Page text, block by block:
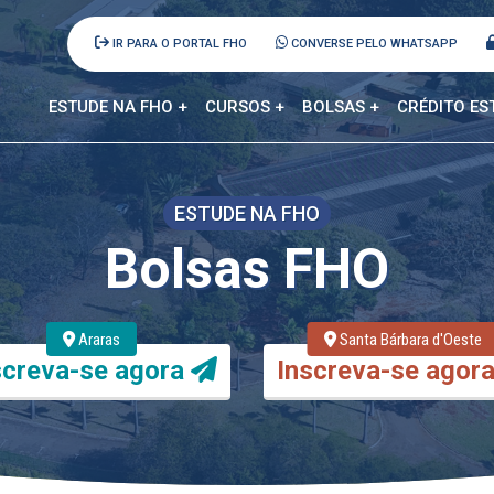
IR PARA O PORTAL FHO CONVERSE PELO WHATSAPP
ESTUDE NA FHO + CURSOS + BOLSAS + CRÉDITO
ESTUDE NA FHO
Bolsas FHO
Araras
se agora
Santa Bárbara d'Oeste
Inscreva-se